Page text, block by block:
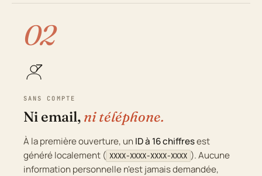
02
SANS COMPTE
Ni email, ni téléphone.
À la première ouverture, un ID à 16 chiffresest
généré localement ( XXXX-XXXX-XXXX-XXXX ). Aucune
information personnelle n'est jamais demandée,